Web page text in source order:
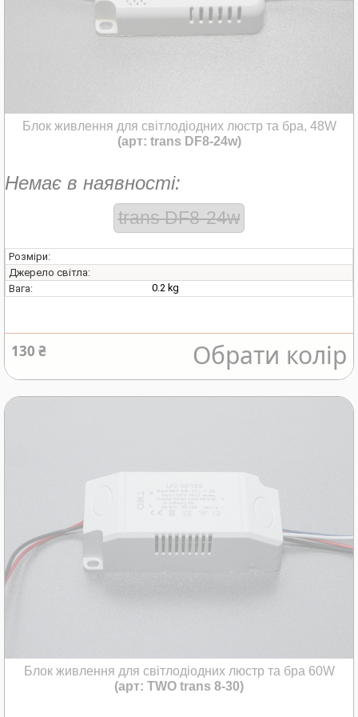
Блок живлення для світлодіодних люстр та бра, 48W
(арт: trans DF8-24w)
Немає в наявності:
trans DF8-24w
Розміри:
Джерело світла:
Вага:
0.2 kg
130 ₴ Обрати колір
Блок живлення для світлодіодних люстр та бра 60W
(арт: TWO trans 8-30)